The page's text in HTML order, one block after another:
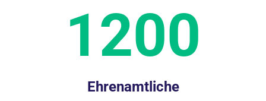
1200
Ehrenamtliche